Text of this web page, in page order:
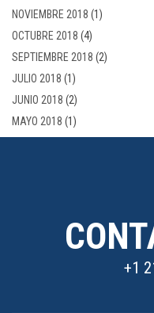
NOVIEMBRE 2018 (1)
OCTUBRE 2018 (4)
SEPTIEMBRE 2018 (2)
JULIO 2018 (1)
JUNIO 2018 (2)
MAYO 2018 (1)
+1